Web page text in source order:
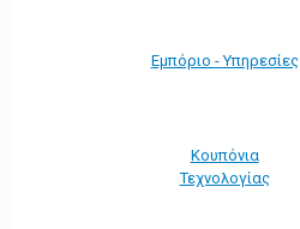
Εμπόριο - Υπηρεσίες
Κουπόνια
Τεχνολογίας